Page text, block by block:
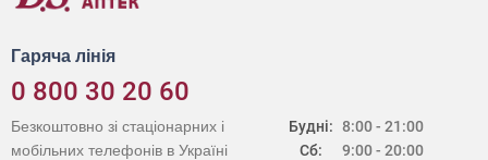
Гаряча лінія
0 800 30 20 60
Будні:
Сб:
8:00 - 21:00
9:00 - 20:00
Безкоштовно зі стаціонарних і
мобільних телефонів в Україні